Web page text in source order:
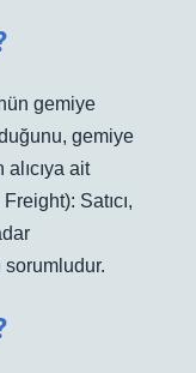
gemiye
gemiye
ait
Satıcı,